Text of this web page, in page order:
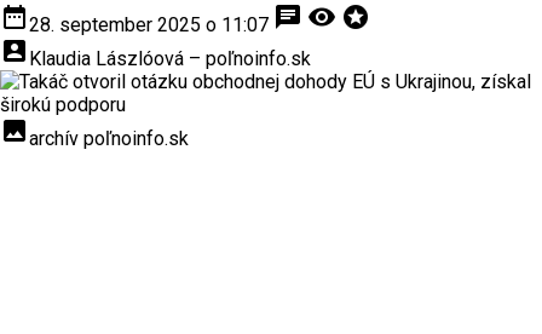
date_range28. september 2025 o 11:07 chat visibility stars
account_box Klaudia Lászlóová – poľnoinfo.sk
insert_photoarchív poľnoinfo.sk